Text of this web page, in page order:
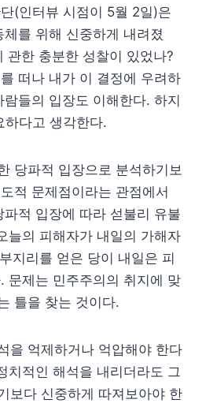
(인터뷰 시점이 5월 2일)은
를 위해 신중하게 내려졌
관한 충분한 성찰이 있었나?
떠나 내가 이 결정에 우려하
들의 입장도 이해한다. 하지
하다고 생각한다.
당파적 입장으로 분석하기보
적 문제점이라는 관점에서
적 입장에 따라 섣불리 유불
늘의 피해자가 내일의 가해자
지리를 얻은 당이 내일은 피
문제는 민주주의의 취지에 맞
틀을 찾는 것이다.
을 억제하거나 억압해야 한다
치적인 해석을 내리더라도 그
보다 신중하게 따져보아야 한